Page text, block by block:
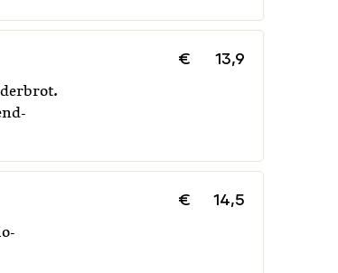
€ 13,9
€ 14,5